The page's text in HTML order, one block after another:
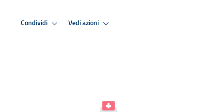
Condividi Vedi azioni